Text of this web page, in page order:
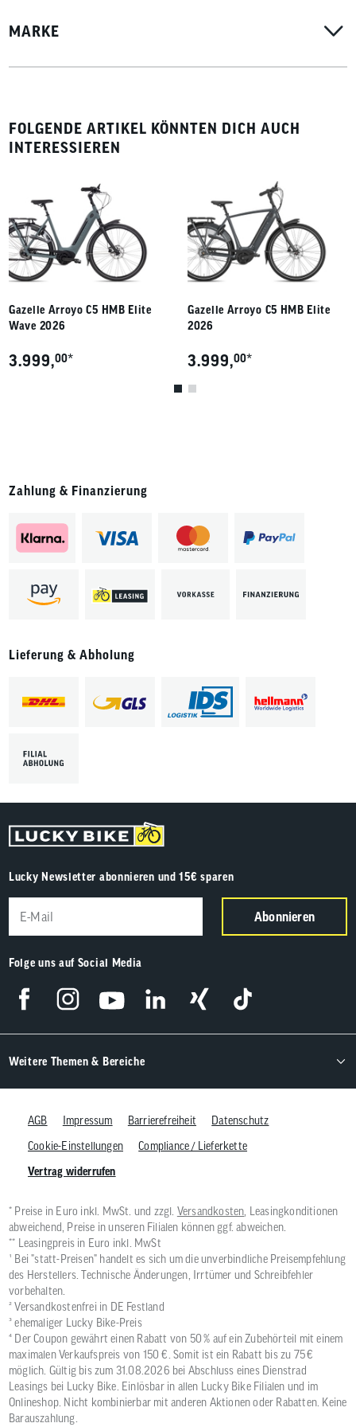
MARKE
FOLGENDE ARTIKEL KÖNNTEN DICH AUCH
INTERESSIEREN
Gazelle Arroyo C5 HMB Elite
Wave 2026
3.999,00*
Gazelle Arroyo C5 HMB Elite
2026
3.999,00*
Zahlung & Finanzierung
Lieferung & Abholung
Lucky Newsletter abonnieren und 15€ sparen
Abonnieren
Folge uns auf Social Media
Weitere Themen & Bereiche
AGB Impressum Barrierefreiheit
Datenschutz
Cookie-Einstellungen
Compliance / Lieferkette
Vertrag widerrufen
* Preise in Euro inkl. MwSt. und zzgl. Versandkosten , Leasingkonditionen
abweichend, Preise in unseren Filialen können ggf. abweichen.
** Leasingpreis in Euro inkl. MwSt
¹ Bei "statt-Preisen" handelt es sich um die unverbindliche Preisempfehlung
des Herstellers. Technische Änderungen, Irrtümer und Schreibfehler
vorbehalten.
² Versandkostenfrei in DE Festland
³ ehemaliger Lucky Bike-Preis
⁴ Der Coupon gewährt einen Rabatt von 50 % auf ein Zubehörteil mit einem
maximalen Verkaufspreis von 150 €. Somit ist ein Rabatt bis zu 75 €
möglich. Gültig bis zum 31.08.2026 bei Abschluss eines Dienstrad
Leasings bei Lucky Bike. Einlösbar in allen Lucky Bike Filialen und im
Onlineshop. Nicht kombinierbar mit anderen Aktionen oder Rabatten. Keine
Barauszahlung.